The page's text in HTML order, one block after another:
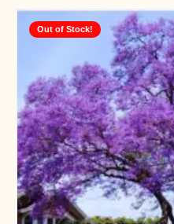
Out of Stock!